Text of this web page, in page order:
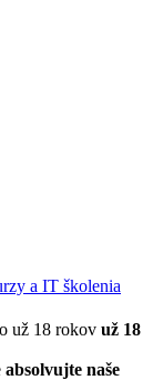
už 18
absolvujte naše